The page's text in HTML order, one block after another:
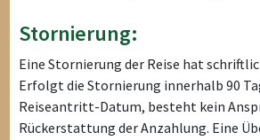
Stornierung:
Eine Stornierung der Reise hat
Erfolgt die Stornierung innerhalb 90
Reiseantritt-Datum, besteht kein
Rückerstattung der Anzahlung. Eine